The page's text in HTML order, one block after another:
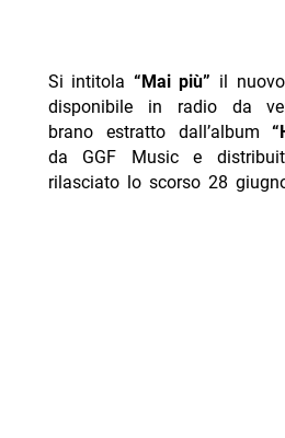
Si intitola “Mai più” il
disponibile in radio da
brano estratto dall’album
da GGF Music e
rilasciato lo scorso 28